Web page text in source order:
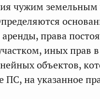
чужим земельным
права
иных прав
объектов,
на указанное